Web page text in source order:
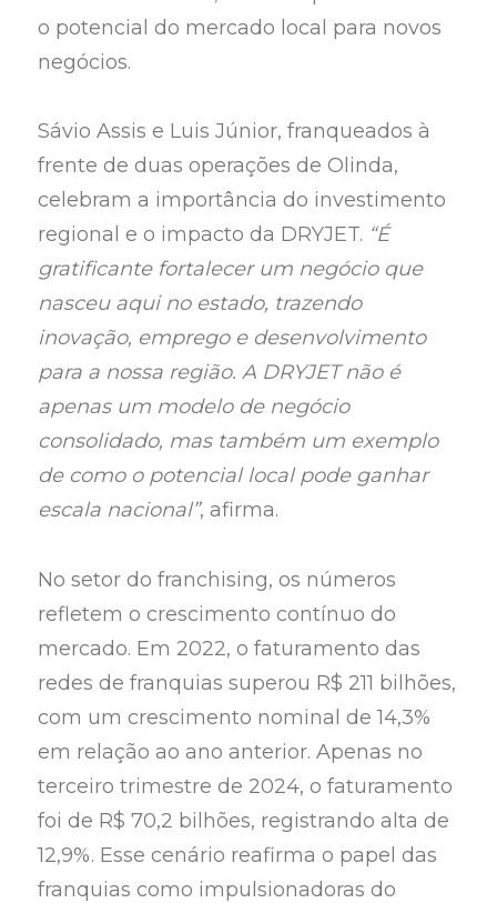
o potencial do mercado local para novos
negócios.
Sávio Assis e Luis Júnior, franqueados à
frente de duas operações de Olinda,
celebram a importância do investimento
regional e o impacto da DRYJET. “É
gratificante fortalecer um negócio que
nasceu aqui no estado, trazendo
inovação, emprego e desenvolvimento
para a nossa região. A DRYJET não é
apenas um modelo de negócio
consolidado, mas também um exemplo
de como o potencial local pode ganhar
escala nacional”, afirma.
No setor do franchising, os números
refletem o crescimento contínuo do
mercado. Em 2022, o faturamento das
redes de franquias superou R$ 211 bilhões,
com um crescimento nominal de 14,3%
em relação ao ano anterior. Apenas no
terceiro trimestre de 2024, o faturamento
foi de R$ 70,2 bilhões, registrando alta de
12,9%. Esse cenário reafirma o papel das
franquias como impulsionadoras do